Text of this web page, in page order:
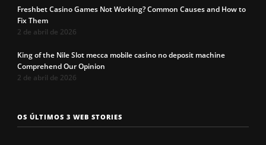
Freshbet Casino Games Not Working? Common Causes and How to
Fix Them
2 de abril de 2026
King of the Nile Slot mecca mobile casino no deposit machine
Comprehend Our Opinion
2 de abril de 2026
OS ÚLTIMOS 3 WEB STORIES
Os 7 tipos de
rosto
Cueca com
enchimento
a cueca